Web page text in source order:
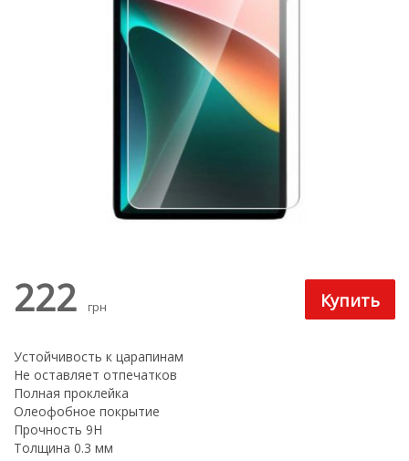
222 грн
Устойчивость к царапинам
Не оставляет отпечатков
Полная проклейка
Олеофобное покрытие
Прочность 9H
Толщина 0.3 мм